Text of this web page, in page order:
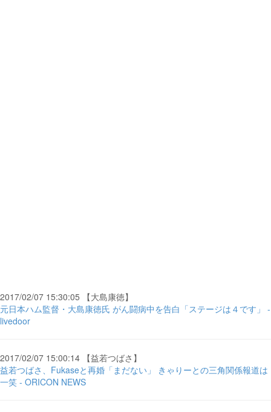
2017/02/07 15:30:05 【大島康徳】
元日本ハム監督・大島康徳氏 がん闘病中を告白「ステージは４です」 -
livedoor
2017/02/07 15:00:14 【益若つばさ】
益若つばさ、Fukaseと再婚「まだない」 きゃりーとの三角関係報道は
一笑 - ORICON NEWS